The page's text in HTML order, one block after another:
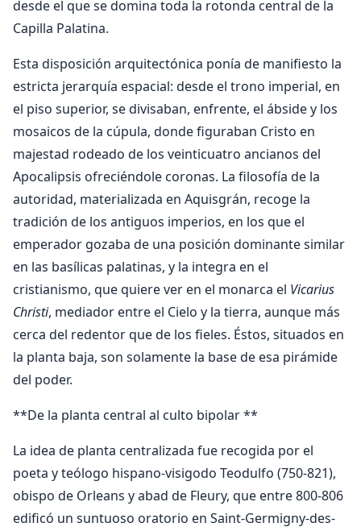
desde el que se domina toda la rotonda central de la
Capilla Palatina.
Esta disposición arquitectónica ponía de manifiesto la
estricta jerarquía espacial: desde el trono imperial, en
el piso superior, se divisaban, enfrente, el ábside y los
mosaicos de la cúpula, donde figuraban Cristo en
majestad rodeado de los veinticuatro ancianos del
Apocalipsis ofreciéndole coronas. La filosofía de la
autoridad, materializada en Aquisgrán, recoge la
tradición de los antiguos imperios, en los que el
emperador gozaba de una posición dominante similar
en las basílicas palatinas, y la integra en el
cristianismo, que quiere ver en el monarca el Vicarius
Christi, mediador entre el Cielo y la tierra, aunque más
cerca del redentor que de los fieles. Éstos, situados en
la planta baja, son solamente la base de esa pirámide
del poder.
**De la planta central al culto bipolar **
La idea de planta centralizada fue recogida por el
poeta y teólogo hispano-visigodo Teodulfo (750-821),
obispo de Orleans y abad de Fleury, que entre 800-806
edificó un suntuoso oratorio en Saint-Germigny-des-